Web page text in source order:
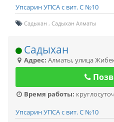
Упсарин УПСА с вит. С №10
Садыхан Садыхан Алматы
Садыхан
Адрес: Алматы,улица
Время работы:
Упсарин УПСА с вит. С №10